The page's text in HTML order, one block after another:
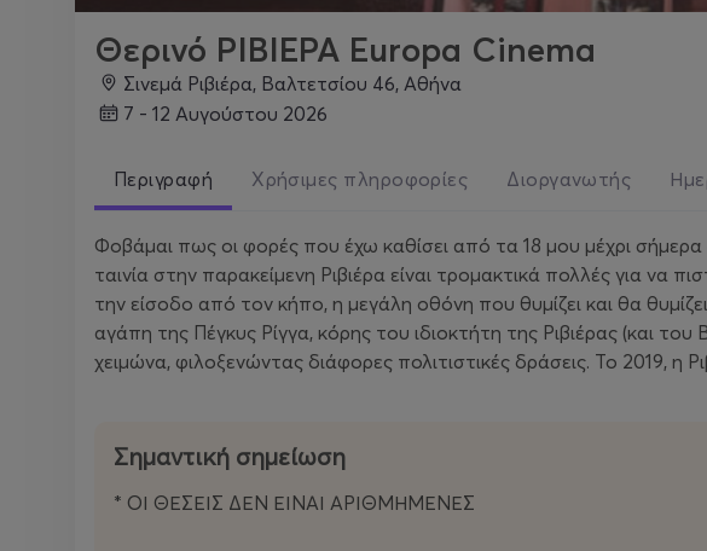
Θερινό ΡΙΒΙΕΡΑ Europa Cinema
Σινεμά Ριβιέρα, Βαλτετσίου 46, Αθήνα
7 - 12 Αυγούστου 2026
Περιγραφή Χρήσιμες πληροφορίες Διοργανωτής
Φοβάμαι πως οι φορές που έχω καθίσει από τα 18 μου μέχρι
ταινία στην παρακείμενη Ριβιέρα είναι τρομακτικά πολλές για να
την είσοδο από τον κήπο, η μεγάλη οθόνη που θυμίζει και θα
αγάπη της Πέγκυς Ρίγγα, κόρης του ιδιοκτήτη της Ριβιέρας (και
χειμώνα, φιλοξενώντας διάφορες πολιτιστικές δράσεις. Το 2019, η
Σημαντική σημείωση
* ΟΙ ΘΕΣΕΙΣ ΔΕΝ ΕΙΝΑΙ ΑΡΙΘΜΗΜΕΝΕΣ